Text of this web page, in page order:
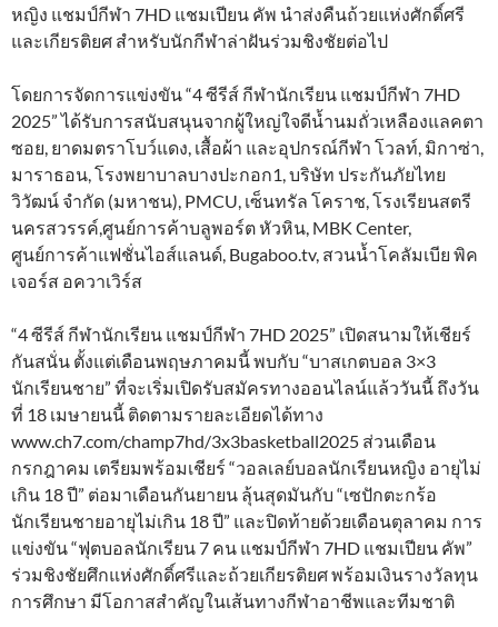
หญิง แชมป์กีฬา 7HD แชมเปียน คัพ นำส่งคืนถ้วยแห่งศักดิ์ศรี
และเกียรติยศ สำหรับนักกีฬาล่าฝันร่วมชิงชัยต่อไป
โดยการจัดการแข่งขัน “4 ซีรีส์ กีฬานักเรียน แชมป์กีฬา 7HD
2025” ได้รับการสนับสนุนจากผู้ใหญ่ใจดีน้ำนมถั่วเหลืองแลคตา
ซอย, ยาดมตราโบว์แดง, เสื้อผ้า และอุปกรณ์กีฬา โวลท์, มิกาซ่า,
มาราธอน, โรงพยาบาลบางปะกอก1, บริษัท ประกันภัยไทย
วิวัฒน์ จำกัด (มหาชน), PMCU, เซ็นทรัล โคราช, โรงเรียนสตรี
นครสวรรค์,ศูนย์การค้าบลูพอร์ต หัวหิน, MBK Center,
ศูนย์การค้าแฟชั่นไอส์แลนด์, Bugaboo.tv, สวนน้ำโคลัมเบีย พิค
เจอร์ส อควาเวิร์ส
“4 ซีรีส์ กีฬานักเรียน แชมป์กีฬา 7HD 2025” เปิดสนามให้เชียร์
กันสนั่น ตั้งแต่เดือนพฤษภาคมนี้ พบกับ “บาสเกตบอล 3×3
นักเรียนชาย” ที่จะเริ่มเปิดรับสมัครทางออนไลน์แล้ววันนี้ ถึงวัน
ที่ 18 เมษายนนี้ ติดตามรายละเอียดได้ทาง
www.ch7.com/champ7hd/3x3basketball2025 ส่วนเดือน
กรกฎาคม เตรียมพร้อมเชียร์ “วอลเลย์บอลนักเรียนหญิง อายุไม่
เกิน 18 ปี” ต่อมาเดือนกันยายน ลุ้นสุดมันกับ “เซปักตะกร้อ
นักเรียนชายอายุไม่เกิน 18 ปี” และปิดท้ายด้วยเดือนตุลาคม การ
แข่งขัน “ฟุตบอลนักเรียน 7 คน แชมป์กีฬา 7HD แชมเปียน คัพ”
ร่วมชิงชัยศึกแห่งศักดิ์ศรีและถ้วยเกียรติยศ พร้อมเงินรางวัลทุน
การศึกษา มีโอกาสสำคัญในเส้นทางกีฬาอาชีพและทีมชาติ